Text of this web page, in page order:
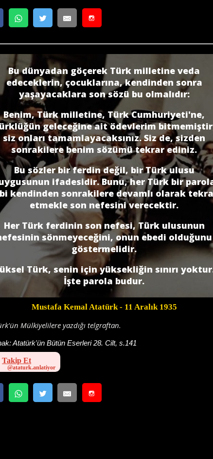
Bu dünyadan göçerek Türk milletine veda
edeceklerin, çocuklarına, kendinden sonra
yaşayacaklara son sözü bu olmalıdır:
Benim, Türk milletine, Türk Cumhuriyeti'ne,
geleceğine ait ödevlerim
siz onları tamamlayacaksınız. Siz de, sizden
sonrakilere benim sözümü tekrar ediniz.
Bu sözler bir ferdin değil, bir Türk ulusu
ifadesidir. Bunu, her Türk bir
kendinden sonrakilere devamlı olarak
etmekle son nefesini verecektir.
Her Türk ferdinin son nefesi, Türk ulusunun
sönmeyeceğini, onun ebedi olduğunu
göstermelidir.
Türk, senin için yüksekliğin sınırı
İşte parola budur.
Mustafa Kemal Atatürk- 11 Aralık 1935
Mülkiyelilere yazdığı telgraftan.
Atatürk'ün Bütün Eserleri 28. Cilt, s.141
Takip Et